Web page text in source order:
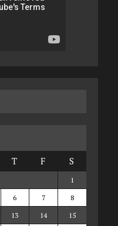
T F S
1
6 7
8
13 14
15